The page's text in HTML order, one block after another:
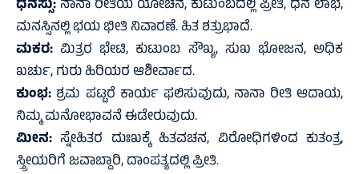
ಧನಸ್ಸು: ನಾನಾ ರೀತಿಯ ಯೋಚನೆ, ಕುಟುಂಬದಲ್ಲಿ ಪ್ರೀತಿ, ಧನ ಲಾಭ,
ಮನಸ್ಸಿನಲ್ಲಿ ಭಯ ಭೀತಿ ನಿವಾರಣೆ. ಹಿತ ಶತ್ರುಭಾದೆ.
ಮಕರ: ಮಿತ್ರರ ಭೇಟಿ, ಕುಟುಂಬ ಸೌಖ್ಯ, ಸುಖ ಭೋಜನ, ಅಧಿಕ
ಖರ್ಚು, ಗುರು ಹಿರಿಯರ ಆಶೀರ್ವಾದ.
ಕುಂಭ: ಶ್ರಮ ಪಟ್ಟರೆ ಕಾರ್ಯ ಫಲಿಸುವುದು, ನಾನಾ ರೀತಿ ಆದಾಯ,
ನಿಮ್ಮ ಮನೋಭಾವನೆ ಈಡೇರುವುದು.
ಮೀನ: ಸ್ನೇಹಿತರ ದುಃಖಕ್ಕೆ ಹಿತವಚನ, ವಿರೋಧಿಗಳಿಂದ ಕುತಂತ್ರ,
ಸ್ತ್ರೀಯರಿಗೆ ಜವಾಬ್ದಾರಿ, ದಾಂಪತ್ಯದಲ್ಲಿ ಪ್ರೀತಿ.